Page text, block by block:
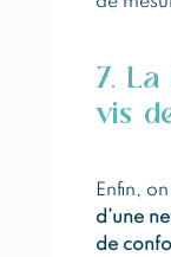
7.
vis
Enfin,
d’une
de